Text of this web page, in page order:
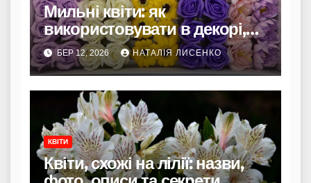
Мильні квіти: як
використовувати в декорі,
спа-ритуалах та handmade-
проєктах
БЕР 12, 2026 НАТАЛІЯ ЛИСЕНКО
КВІТИ
Квіти, схожі на лілії: назви,